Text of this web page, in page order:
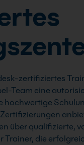
zertifiziertes
Team eine
hochwertige
über qualifizierte,
Trainer, die